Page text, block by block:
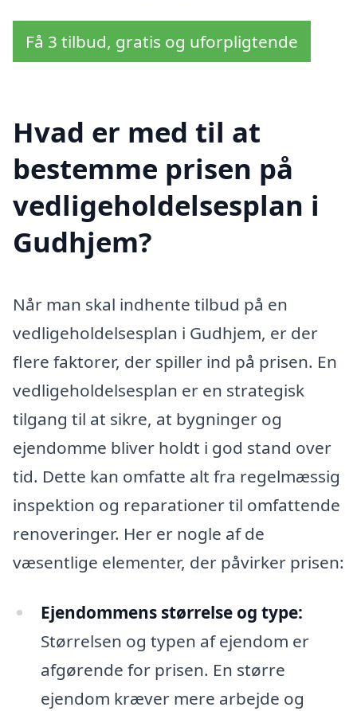
Få 3 tilbud, gratis og uforpligtende
Hvad er med til at
bestemme prisen på
vedligeholdelsesplan i
Gudhjem?
Når man skal indhente tilbud på en
vedligeholdelsesplan i Gudhjem, er der
flere faktorer, der spiller ind på prisen. En
vedligeholdelsesplan er en strategisk
tilgang til at sikre, at bygninger og
ejendomme bliver holdt i god stand over
tid. Dette kan omfatte alt fra regelmæssig
inspektion og reparationer til omfattende
renoveringer. Her er nogle af de
væsentlige elementer, der påvirker prisen:
Ejendommens størrelse og type:
Størrelsen og typen af ejendom er
afgørende for prisen. En større
ejendom kræver mere arbejde og